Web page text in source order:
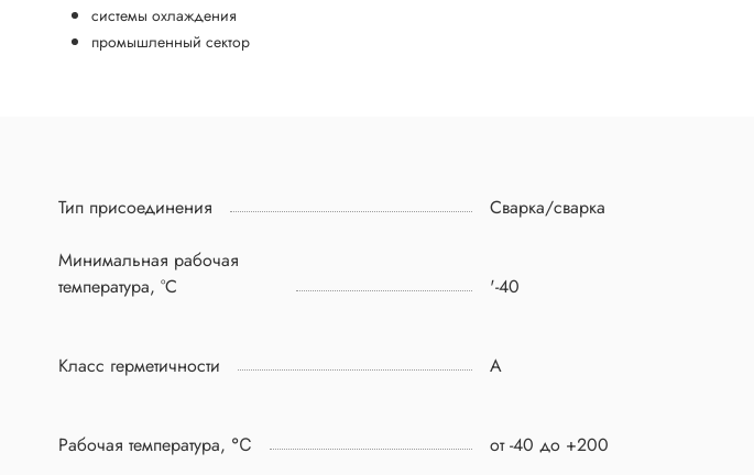
системы охлаждения
промышленный сектор
Тип присоединения Сварка/сварка
Минимальная рабочая
температура, °C
'-40
Класс герметичности A
Рабочая температура, ℃ от -40 до +200